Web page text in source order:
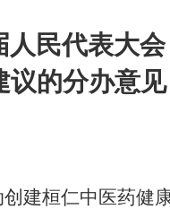
人民代表大会
议的分办意见
建桓仁中医药健